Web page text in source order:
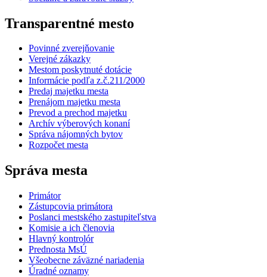
Transparentné mesto
Povinné zverejňovanie
Verejné zákazky
Mestom poskytnuté dotácie
Informácie podľa z.č.211/2000
Predaj majetku mesta
Prenájom majetku mesta
Prevod a prechod majetku
Archív výberových konaní
Správa nájomných bytov
Rozpočet mesta
Správa mesta
Primátor
Zástupcovia primátora
Poslanci mestského zastupiteľstva
Komisie a ich členovia
Hlavný kontrolór
Prednosta MsÚ
Všeobecne záväzné nariadenia
Úradné oznamy